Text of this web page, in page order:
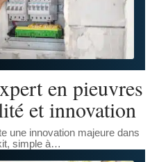
en pieuvres
et innovation
une innovation majeure dans
simple à…